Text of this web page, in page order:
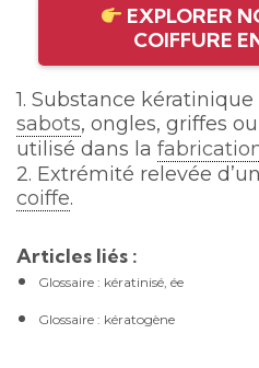
EXPLORER
COIFFURE
1. Substance
sabots, ongles, griffes
utilisé dans la
2. Extrémité relevée
coiffe.
Articles liés :
Glossaire : kératinisé, ée
Glossaire : kératogène